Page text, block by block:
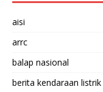
aisi
arrc
balap nasional
berita kendaraan listrik